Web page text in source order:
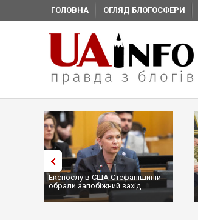
ГОЛОВНА ОГЛЯД БЛОГОСФЕРИ
Експослу в США Стефанішиній
обрали запобіжний захід